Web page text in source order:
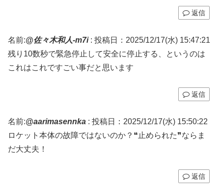
返信
名前:@佐々木和人-m7i: 投稿日：2025/12/17(水) 15:47:21
残り10数秒で緊急停止して安全に停止する、というのは
これはこれですごい事だと思います
返信
名前:@aarimasennka : 投稿日：2025/12/17(水) 15:50:22
ロケット本体の故障ではないのか？❝止められた❞ならま
だ大丈夫！
返信